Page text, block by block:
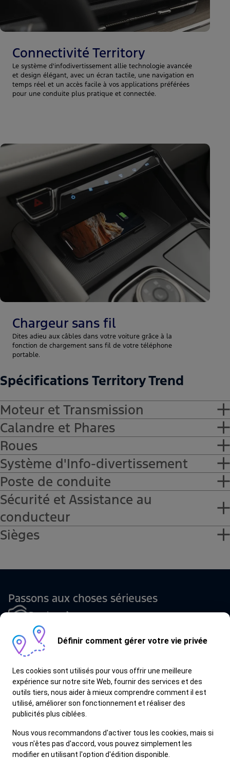
Connectivité Territory
Le système d'infodivertissement allie technologie avancée
et design élégant, avec un écran tactile, une navigation en
temps réel et un accès facile à vos applications préférées
pour une conduite plus pratique et connectée.
Chargeur sans fil
Dites adieu aux câbles dans votre voiture grâce à la
fonction de chargement sans fil de votre téléphone
portable.
Spécifications Territory Trend
Moteur et Transmission
-1.8L Petrol, 190 ch, 318/1750 - 3000 Nm
Calandre et Phares
-Calandre - chromée
-Phares avant - LED
Roues
-Aluminium 19"
Système d'Info-divertissement
-6 haut-parleurs
-Connectivité Bluetooth
-Tableau de bord 7 pouces
Poste de conduite
-Pare-soleil conducteur avec miroir de
courtoisie
positions
Sécurité et Assistance au
conducteur
-Caméra de recul
-Capteurs d’aide au stationnement - arrière
-Direction assistée électrique
-Système d’entrée sans clé (Keyless)
-Système de surveillance des angles morts
(BSM)
Sièges
Passons aux choses sérieuses
Brochure
Trouver un concessionnaire
Réserver un essai
Définir comment gérer votre vie privée
Les cookies sont utilisés pour vous offrir une meilleure
expérience sur notre site Web, fournir des services et des
outils tiers, nous aider à mieux comprendre comment il est
utilisé, améliorer son fonctionnement et réaliser des
publicités plus ciblées.
Nous vous recommandons d'activer tous les cookies, mais si
vous n'êtes pas d'accord, vous pouvez simplement les
modifier en utilisant l'option d'édition disponible.